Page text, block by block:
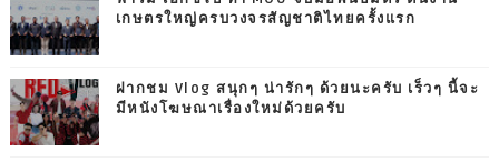
เกษตรใหญ่ครบวงจรสัญชาติไทยครั้งแรก
ฝากชม Vlog สนุกๆ น่ารักๆ ด้วยนะครับ เร็วๆ นี้จะ
มีหนังโฆษณาเรื่องใหม่ด้วยครับ